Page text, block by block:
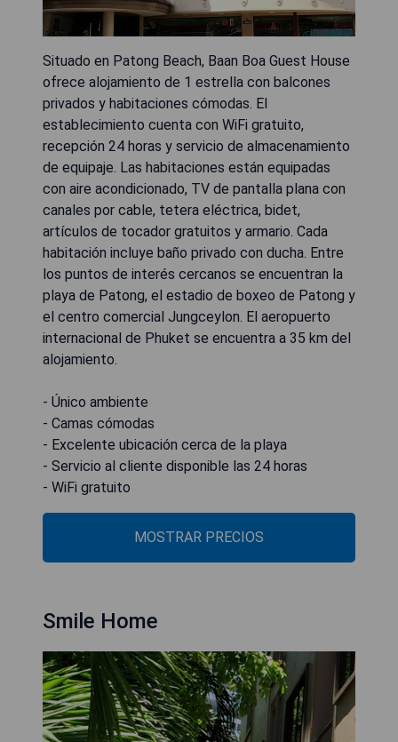
Situado en Patong Beach, Baan Boa Guest House
ofrece alojamiento de 1 estrella con balcones
privados y habitaciones cómodas. El
establecimiento cuenta con WiFi gratuito,
recepción 24 horas y servicio de almacenamiento
de equipaje. Las habitaciones están equipadas
con aire acondicionado, TV de pantalla plana con
canales por cable, tetera eléctrica, bidet,
artículos de tocador gratuitos y armario. Cada
habitación incluye baño privado con ducha. Entre
los puntos de interés cercanos se encuentran la
playa de Patong, el estadio de boxeo de Patong y
el centro comercial Jungceylon. El aeropuerto
internacional de Phuket se encuentra a 35 km del
alojamiento.
- Único ambiente
- Camas cómodas
- Excelente ubicación cerca de la playa
- Servicio al cliente disponible las 24 horas
- WiFi gratuito
MOSTRAR PRECIOS
Smile Home